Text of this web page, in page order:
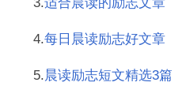
4.每日晨读励志好文章
5.晨读励志短文精选3篇